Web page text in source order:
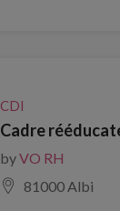
CDI
Cadre
byVO RH
81000 Albi